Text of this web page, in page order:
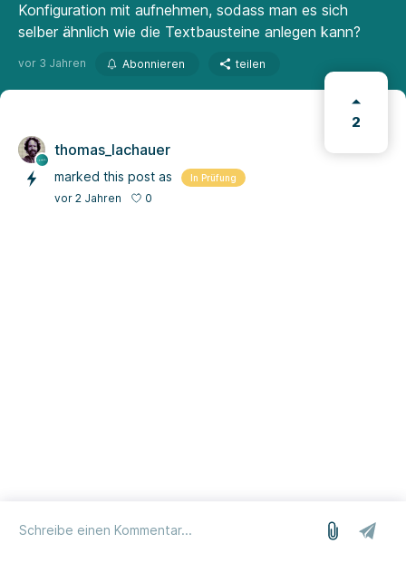
Konfiguration mit aufnehmen, sodass man es sich
selber ähnlich wie die Textbausteine anlegen kann?
vor 3 Jahren Abonnieren teilen
2
thomas_lachauer
marked this post as In Prüfung
vor 2 Jahren 0